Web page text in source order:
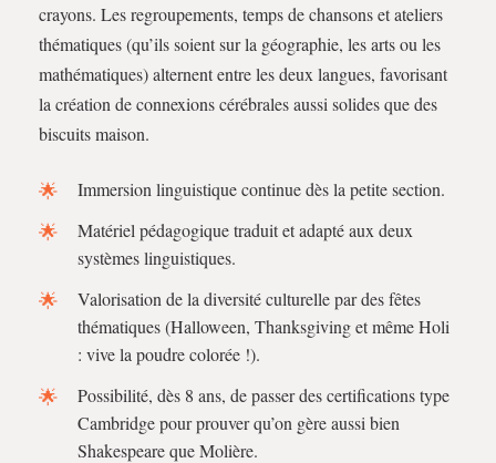
crayons. Les regroupements, temps de chansons et ateliers
thématiques (qu’ils soient sur la géographie, les arts ou les
mathématiques) alternent entre les deux langues, favorisant
la création de connexions cérébrales aussi solides que des
biscuits maison.
Immersion linguistique continue dès la petite section.
Matériel pédagogique traduit et adapté aux deux
systèmes linguistiques.
Valorisation de la diversité culturelle par des fêtes
thématiques (Halloween, Thanksgiving et même Holi
: vive la poudre colorée !).
Possibilité, dès 8 ans, de passer des certifications type
Cambridge pour prouver qu’on gère aussi bien
Shakespeare que Molière.